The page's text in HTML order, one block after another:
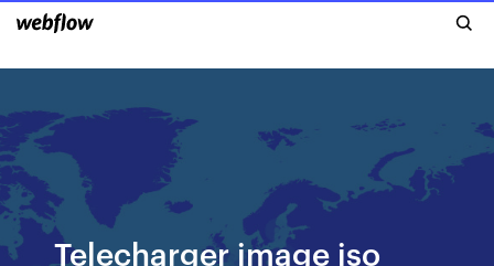
Telecharger image iso